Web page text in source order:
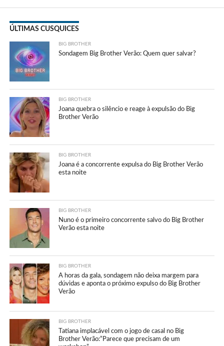
ÚLTIMAS CUSQUICES
BIG BROTHER
Sondagem Big Brother Verão: Quem quer salvar?
BIG BROTHER
Joana quebra o silêncio e reage à expulsão do Big
Brother Verão
BIG BROTHER
Joana é a concorrente expulsa do Big Brother Verão
esta noite
BIG BROTHER
Nuno é o primeiro concorrente salvo do Big Brother
Verão esta noite
BIG BROTHER
A horas da gala, sondagem não deixa margem para
dúvidas e aponta o próximo expulso do Big Brother
Verão
BIG BROTHER
Tatiana implacável com o jogo de casal no Big
Brother Verão:”Parece que precisam de um